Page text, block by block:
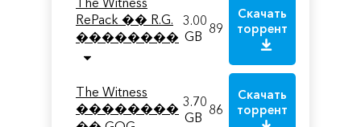
RePack �� R.G.
��������
3.00
GB 89
Скачать
торрент
The Witness
�������� 3.70
GB 86
Скачать
торрент